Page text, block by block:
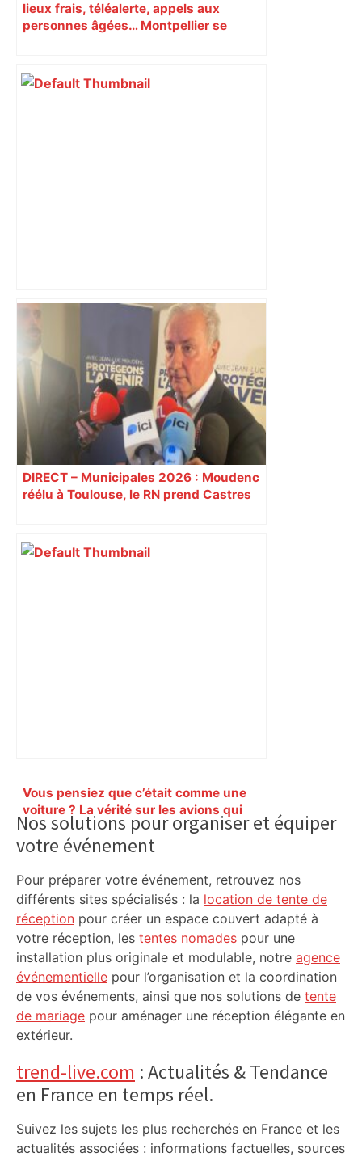
lieux frais, téléalerte, appels aux
personnes âgées… Montpellier se
"C'est la reprise des bouchons et c'est
horrible", plus de 17 km de
ralentissements autour de Toulouse ce
jeudi matin, on vous donne les
secteurs à éviter – ladepeche.fr
DIRECT – Municipales 2026 : Moudenc
réélu à Toulouse, le RN prend Castres
Vous pensiez que c’était comme une
voiture ? La vérité sur les avions qui
reculent – ici.fr
Primary
Sidebar
Nos solutions pour organiser et équiper
votre événement
Pour préparer votre événement, retrouvez nos
différents sites spécialisés : la location de tente de
réception pour créer un espace couvert adapté à
votre réception, les tentes nomades pour une
installation plus originale et modulable, notre agence
événementielle pour l’organisation et la coordination
de vos événements, ainsi que nos solutions de tente
de mariage pour aménager une réception élégante en
extérieur.
trend-live.com : Actualités & Tendance
en France en temps réel.
Suivez les sujets les plus recherchés en France et les
actualités associées : informations factuelles, sources